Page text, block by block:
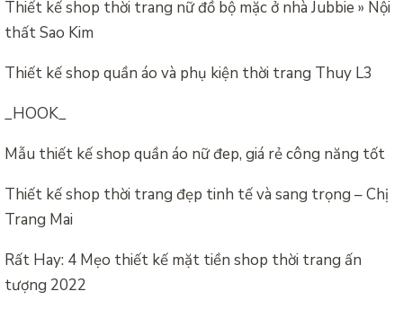
Thiết kế shop thời trang nữ đồ bộ mặc ở nhà Jubbie » Nội
thất Sao Kim
Thiết kế shop quần áo và phụ kiện thời trang Thuy L3
_HOOK_
Mẫu thiết kế shop quần áo nữ đep, giá rẻ công năng tốt
Thiết kế shop thời trang đẹp tinh tế và sang trọng – Chị
Trang Mai
Rất Hay: 4 Mẹo thiết kế mặt tiền shop thời trang ấn
tượng 2022